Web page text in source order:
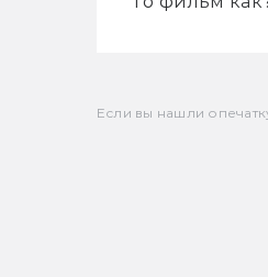
Если вы нашли